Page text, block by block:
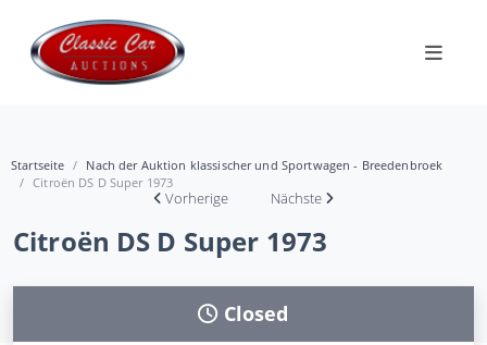
Startseite
Nach der Auktion klassischer und Sportwagen - Breedenbroek
Citroën DS D Super 1973
Vorherige Nächste
Citroën DS D Super 1973
Closed